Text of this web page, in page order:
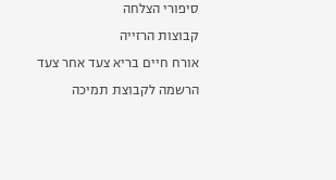
סיפורי הצלחה
קבוצות הרזייה
אורח חיים בריא צעד אחר צעד
הרשמה לקבוצת תמיכה